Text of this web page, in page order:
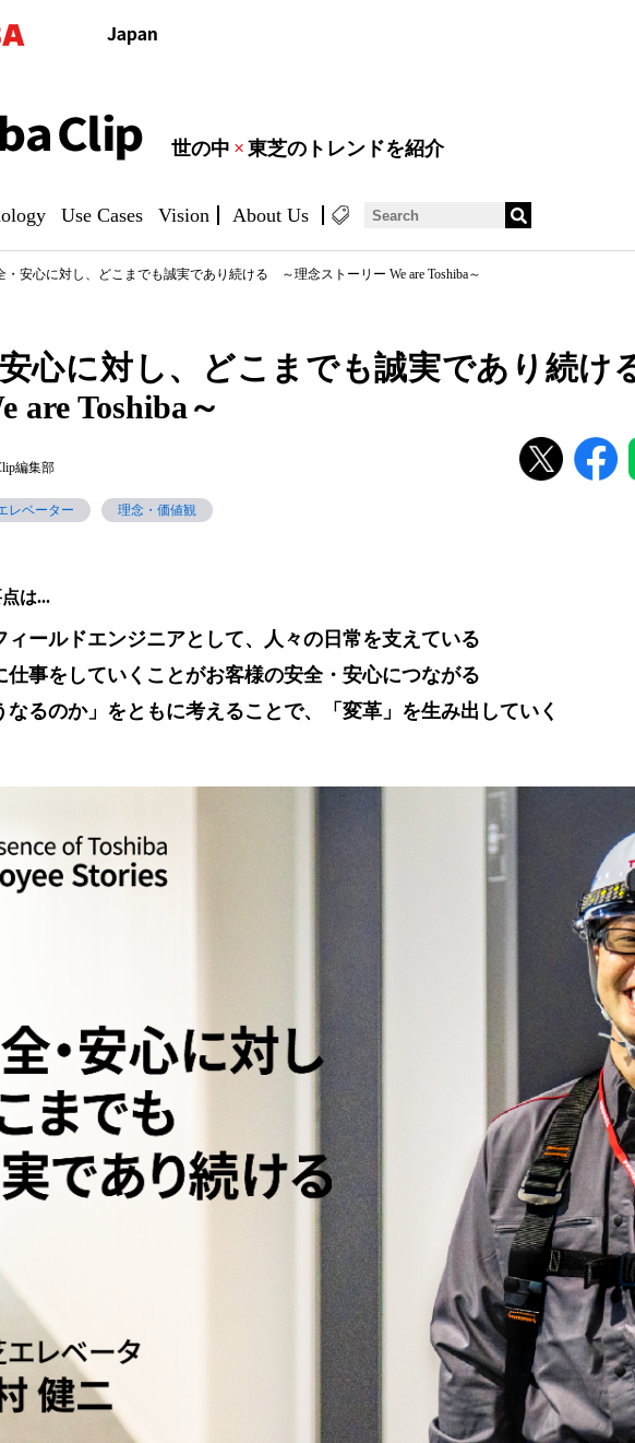
世の中 × 東芝のトレンドを紹介
Use Cases Vision About Us
・安心に対し、どこまでも誠実であり続ける ～理念ストーリー We are Toshiba～
心に対し、どこまでも誠実であり続
are Toshiba～
編集部
レベーター 理念・価値観
は...
ィールドエンジニアとして、人々の日常を支えている
仕事をしていくことがお客様の安全・安心につながる
なるのか」をともに考えることで、「変革」を生み出していく